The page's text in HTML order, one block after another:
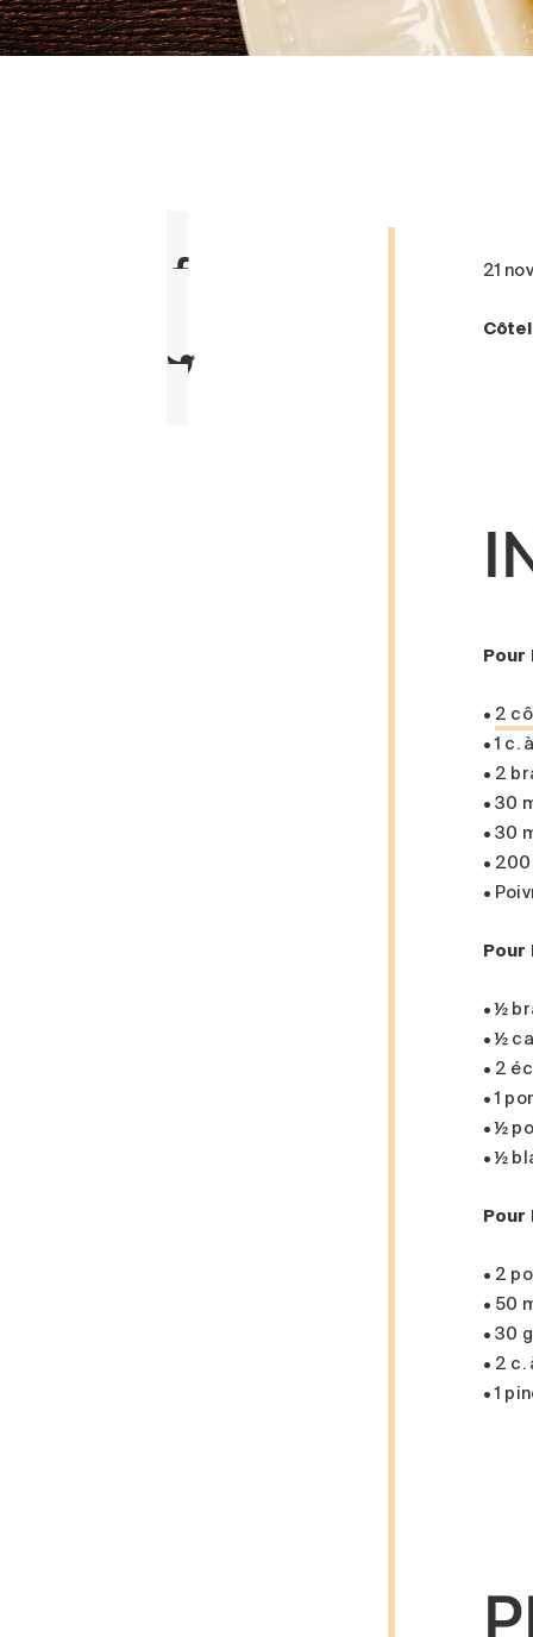
21
Pour
• 2
• 1 c.
• 2
• 30
• 30
•
•
Pour
• ½
• ½
• 2
• 1
• ½
• ½
Pour
• 2
• 50
• 30
• 2 c.
• 1